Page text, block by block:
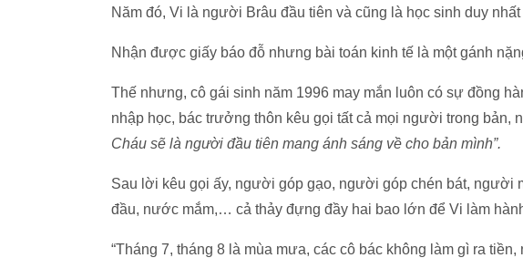
Năm đó, Vi là người Brâu đầu tiên và cũng là học sinh duy
Nhận được giấy báo đỗ nhưng bài toán kinh tế là một gánh
Thế nhưng, cô gái sinh năm 1996 may mắn luôn có sự đồng
nhập học, bác trưởng thôn kêu gọi tất cả mọi người trong bản,
Cháu sẽ là người đầu tiên mang ánh sáng về cho bản mình”.
Sau lời kêu gọi ấy, người góp gạo, người góp chén bát, người
đầu, nước mắm,… cả thảy đựng đầy hai bao lớn để Vi làm
“Tháng 7, tháng 8 là mùa mưa, các cô bác không làm gì ra